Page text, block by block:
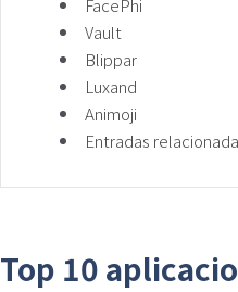
Vault
Blippar
Luxand
Animoji
Entradas
Top 10